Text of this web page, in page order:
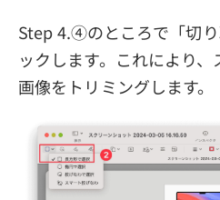
Step 4.④のところで「切
ックします。これにより
画像をトリミングします。